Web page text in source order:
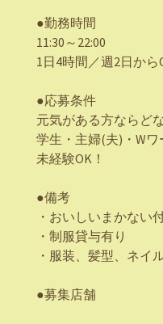
●勤務時間
11:30～22:00
1日4時間／週2日から
●応募条件
元気がある方ならど
学生・主婦(夫)・Wワ
未経験OK！
●備考
・おいしいまかない
・制服貸与有り
・服装、髪型、ネイ
●募集店舗